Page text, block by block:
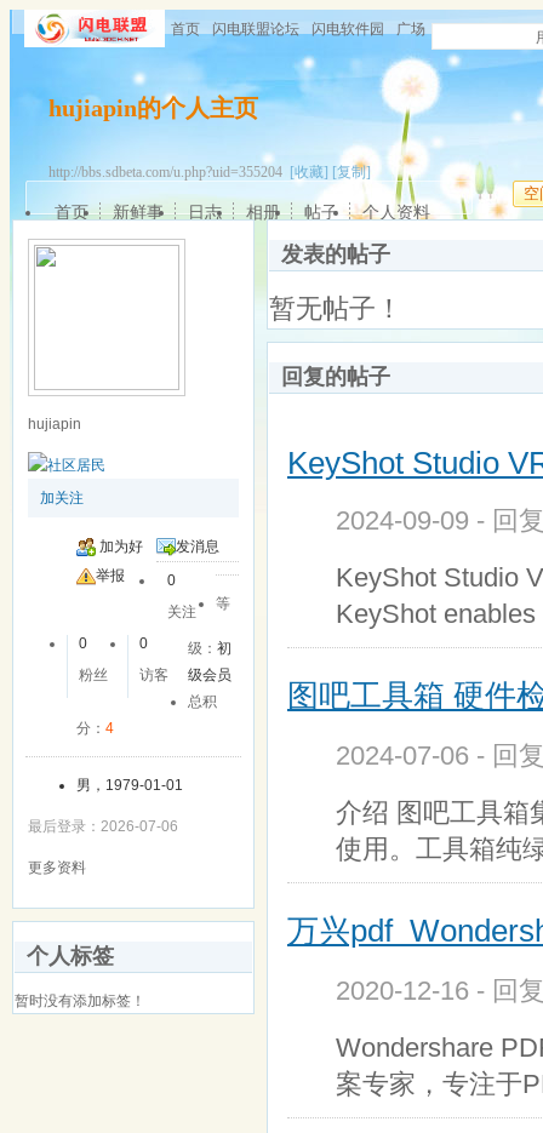
首页 闪电联盟论坛 闪电软件园 广场
hujiapin的个人主页
http://bbs.sdbeta.com/u.php?uid=355204 [收藏] [复制]
空
首页 新鲜事 日志 相册 帖子 个人资料
hujiapin
加关注
加为好
友
发消息
举报
0
关注
0
粉丝
0
访客
等
级：初
级会员
总积
分： 4
男，1979-01-01
最后登录：2026-07-06
更多资料
个人标签
暂时没有添加标签！
发表的帖子
暂无帖子！
回复的帖子
KeyShot Studio
2024-09-09 - 回
KeyShot Studio
KeyShot
图吧工具箱 硬件
2024-07-06 - 回
介绍 图吧工具箱
使用。工具箱纯
万兴pdf
2020-12-16 - 回
Wondershare
案专家，专注于